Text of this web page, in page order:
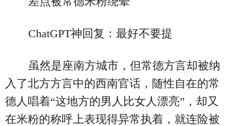
ChatGPT神回复：最好不要提
虽然是座南方城市，但常德方言却被纳
入了北方方言中的西南官话，随性自在的常
德人唱着“这地方的男人比女人漂亮”，却又
在米粉的称呼上表现得异常执着，就连险被